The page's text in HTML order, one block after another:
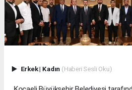
Erkek| Kadın (Haberi Sesli Oku)